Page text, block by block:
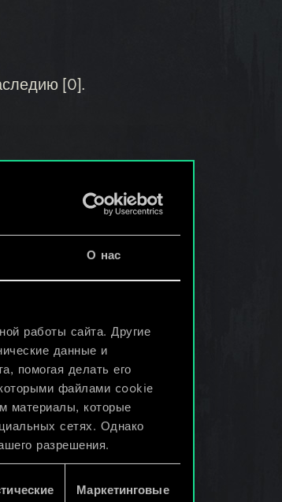
О нас
работы сайта. Другие
данные и
помогая делать его
файлами cookie
материалы, которые
сетях. Однако
разрешения.
используем ваши файлы
Маркетинговые
[0].
2 х.
карту на 1